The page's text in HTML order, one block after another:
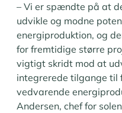
– Vi er spændte på at
udvikle og modne
energiproduktion, og
for fremtidige større
vigtigt skridt mod at
integrerede tilgange til
vedvarende
Andersen, chef for